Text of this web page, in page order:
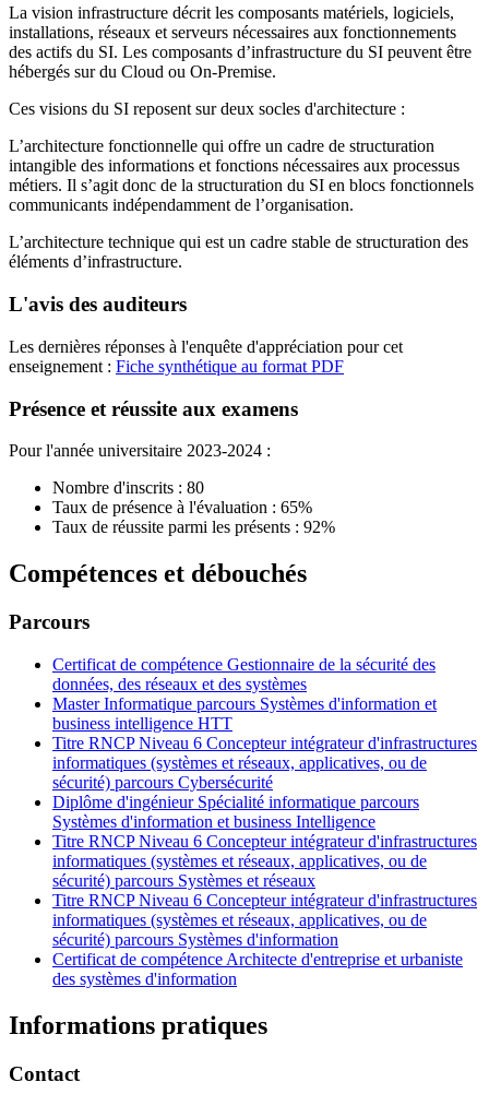
La vision infrastructure décrit les composants matériels, logiciels,
installations, réseaux et serveurs nécessaires aux fonctionnements
des actifs du SI. Les composants d’infrastructure du SI peuvent être
hébergés sur du Cloud ou On-Premise.
Ces visions du SI reposent sur deux socles d'architecture :
L’architecture fonctionnelle qui offre un cadre de structuration
intangible des informations et fonctions nécessaires aux processus
métiers. Il s’agit donc de la structuration du SI en blocs fonctionnels
communicants indépendamment de l’organisation.
L’architecture technique qui est un cadre stable de structuration des
éléments d’infrastructure.
L'avis des auditeurs
Les dernières réponses à l'enquête d'appréciation pour cet
enseignement : Fiche synthétique au format PDF
Présence et réussite aux examens
Pour l'année universitaire 2023-2024 :
Nombre d'inscrits : 80
Taux de présence à l'évaluation : 65%
Taux de réussite parmi les présents : 92%
Compétences et débouchés
Parcours
Certificat de compétence Gestionnaire de la sécurité des
données, des réseaux et des systèmes
Master Informatique parcours Systèmes d'information et
business intelligence HTT
Titre RNCP Niveau 6 Concepteur intégrateur d'infrastructures
informatiques (systèmes et réseaux, applicatives, ou de
sécurité) parcours Cybersécurité
Diplôme d'ingénieur Spécialité informatique parcours
Systèmes d'information et business Intelligence
Titre RNCP Niveau 6 Concepteur intégrateur d'infrastructures
informatiques (systèmes et réseaux, applicatives, ou de
sécurité) parcours Systèmes et réseaux
Titre RNCP Niveau 6 Concepteur intégrateur d'infrastructures
informatiques (systèmes et réseaux, applicatives, ou de
sécurité) parcours Systèmes d'information
Certificat de compétence Architecte d'entreprise et urbaniste
des systèmes d'information
Informations pratiques
Contact